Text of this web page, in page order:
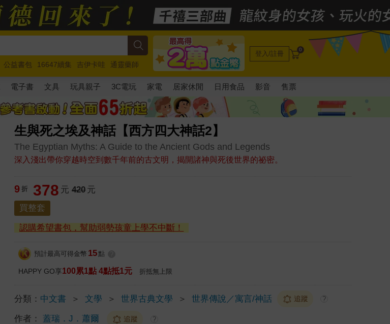
公益書包 16647續集 吉伊卡哇
通靈藥師
玩具總動員5 超慢跑
登入/註冊 0
電子書 文具 玩具親子 3C電玩 家電 居家休閒 日用食品 影音 售票
生與死之埃及神話【西方四大神話2】
The Egyptian Myths: A Guide to the Ancient Gods and Legends
深入淺出帶你穿越時空到數千年前的古文明，揭開諸神與死後世界的祕密。
9 折 378 元 420 元
買整套
認購希望書包，幫助弱勢孩童上學不中斷！
預計最高可得金幣 15 點
HAPPY GO享100累1點 4點抵1元 折抵無上限
分類： 中文書 ＞ 文學 ＞ 世界古典文學 ＞ 世界傳說／寓言/神話 追蹤 ?
作者： 蓋瑞．J．蕭爾 追蹤 ?